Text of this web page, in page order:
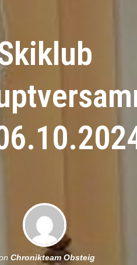
Chronikteam Obsteig